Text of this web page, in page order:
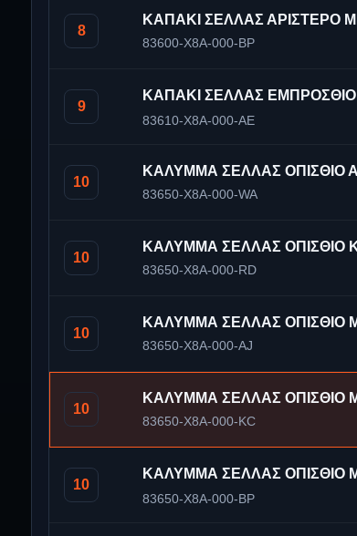
8
ΚΑΠΑΚΙ ΣΕΛΛΑΣ ΑΡΙΣΤΕΡΟ
83600-X8A-000-BP
9
ΚΑΠΑΚΙ ΣΕΛΛΑΣ ΕΜΠΡΟΣΘΙΟ
83610-X8A-000-AE
10
ΚΑΛΥΜΜΑ ΣΕΛΛΑΣ ΟΠΙΣΘΙΟ
83650-X8A-000-WA
10
ΚΑΛΥΜΜΑ ΣΕΛΛΑΣ ΟΠΙΣΘΙΟ
83650-X8A-000-RD
10
ΚΑΛΥΜΜΑ ΣΕΛΛΑΣ ΟΠΙΣΘΙΟ
83650-X8A-000-AJ
10
ΚΑΛΥΜΜΑ ΣΕΛΛΑΣ ΟΠΙΣΘΙΟ
83650-X8A-000-KC
10
ΚΑΛΥΜΜΑ ΣΕΛΛΑΣ ΟΠΙΣΘΙΟ
83650-X8A-000-BP